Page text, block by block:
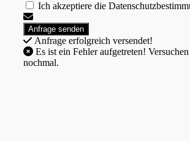
Ich akzeptiere die
Anfrage erfolgreich versendet!
nochmal.